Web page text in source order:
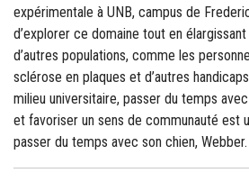
expérimentale à UNB, campus de
d’explorer ce domaine tout en
d’autres populations, comme les
sclérose en plaques et d’autres
milieu universitaire, passer du temps
et favoriser un sens de communauté est
passer du temps avec son chien, Webber.